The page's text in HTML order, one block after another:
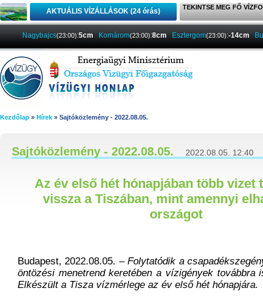
AKTUÁLIS VÍZÁLLÁSOK (24 órás) TEKINTSE MEG FŐ
Nagybajcs(23:00):5cm Komárom(23:00):8cm Esztergom(23:00):-14cm
Kezdőlap » Hírek » Sajtóközlemény - 2022.08.05.
Sajtóközlemény - 2022.08.05. 2022.08.05. 12:40
Az év első hét hónapjában több vizet
vissza a Tiszában, mint amennyi
országot
Budapest, 2022.08.05. –Folytatódik a
öntözési menetrend keretében a vízigények továbbra
Elkészült a Tisza vízmérlege az év első hét hónapjára.